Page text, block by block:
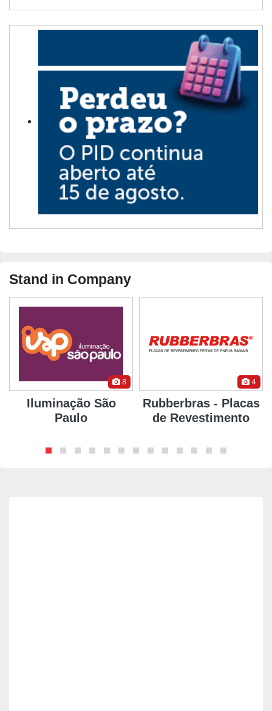
Stand in Company
8
Iluminação São
Paulo
4
Rubberbras - Placas
de Revestimento